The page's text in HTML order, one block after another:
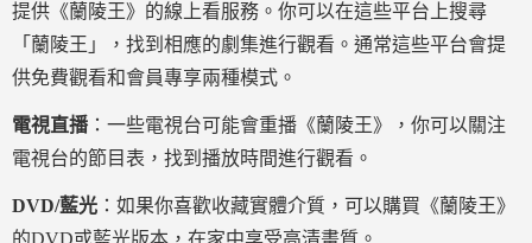
提供《蘭陵王》的線上看服務。你可以在這些平台上搜尋
「蘭陵王」，找到相應的劇集進行觀看。通常這些平台會提
供免費觀看和會員專享兩種模式。
電視直播 ：一些電視台可能會重播《蘭陵王》，你可以關注
電視台的節目表，找到播放時間進行觀看。
DVD/藍光 ：如果你喜歡收藏實體介質，可以購買《蘭陵王》
的DVD或藍光版本，在家中享受高清畫質。